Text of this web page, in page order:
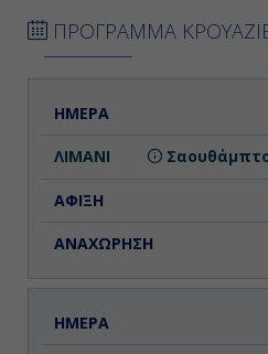
ΠΡΟΓΡΑΜΜΑ
ΗΜΕΡΑ